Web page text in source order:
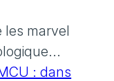
les marvel
: dans